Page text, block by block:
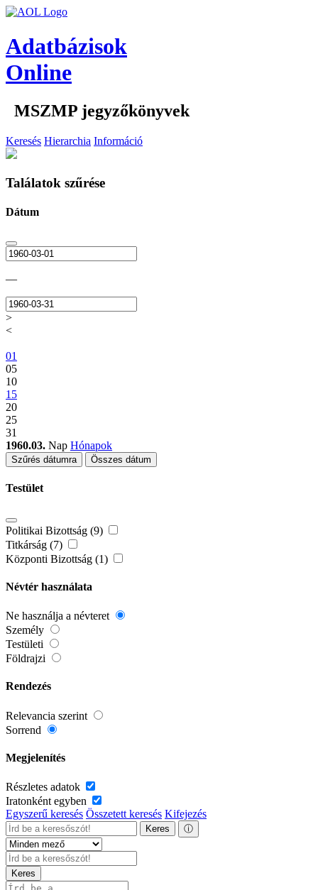
Adatbázisok
Online
MSZMP jegyzőkönyvek
Keresés Hierarchia Információ
Találatok szűrése
Dátum
—
>
<
01
05
10
15
20
25
31
1960.03. Nap Hónapok
Szűrés dátumra Összes dátum
Testület
Politikai Bizottság (9)
Titkárság (7)
Központi Bizottság (1)
Névtér használata
Ne használja a névteret
Személy
Testületi
Földrajzi
Rendezés
Relevancia szerint
Sorrend
Megjelenítés
Részletes adatok
Iratonként egyben
Egyszerű keresés Összetett keresés Kifejezés
Keres ⓘ
Keres